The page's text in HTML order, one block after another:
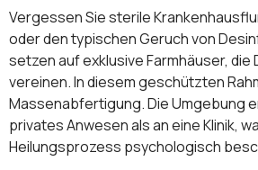
Vergessen Sie sterile
oder den typischen Geruch von
setzen auf exklusive Farmhäuser, die
vereinen. In diesem geschützten
Massenabfertigung. Die Umgebung
privates Anwesen als an eine Klinik,
Heilungsprozess psychologisch